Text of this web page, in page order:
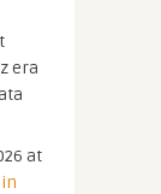
era
at